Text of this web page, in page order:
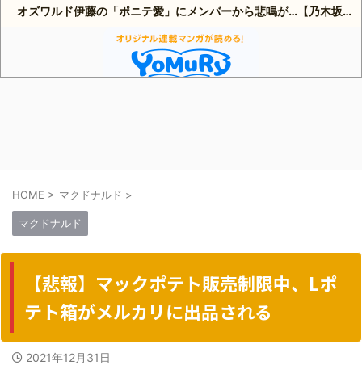
オズワルド伊藤の「ポニテ愛」にメンバーから悲鳴が…【乃木坂スター誕生！SIX】【乃木坂46】
HOME > マクドナルド >
マクドナルド
【悲報】マックポテト販売制限中、Lポ
テト箱がメルカリに出品される
2021年12月31日